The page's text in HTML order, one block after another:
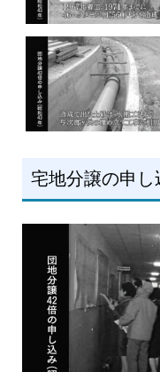
宅地分譲の申